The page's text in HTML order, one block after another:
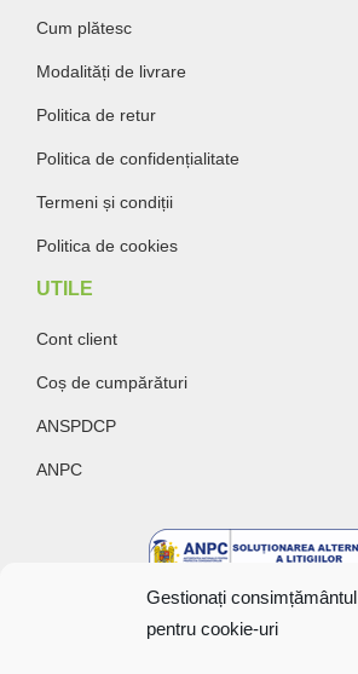
Gestionați consimțământul
pentru cookie-uri
Cum plătesc
Modalități de livrare
Politica de retur
Politica de confidențialitate
Termeni și condiții
Politica de cookies
UTILE
Cont client
Coș de cumpărături
ANSPDCP
ANPC